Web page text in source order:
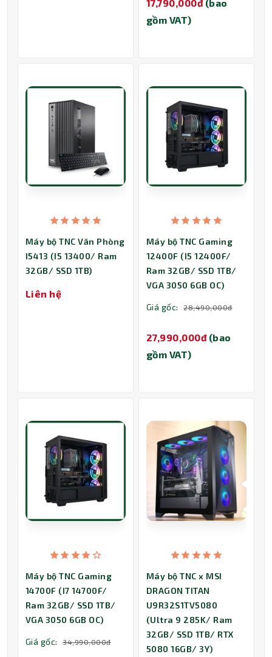
17,790,000đ (bao
gồm VAT)
Máy bộ TNC Văn Phòng
I5413 (I5 13400/ Ram
32GB/ SSD 1TB)
Liên hệ
Máy bộ TNC Gaming
12400F (I5 12400F/
Ram 32GB/ SSD 1TB/
VGA 3050 6GB OC)
Giá gốc: 28,490,000đ
27,990,000đ (bao
gồm VAT)
Máy bộ TNC Gaming
14700F (I7 14700F/
Ram 32GB/ SSD 1TB/
VGA 3050 6GB OC)
Giá gốc: 34,990,000đ
Máy bộ TNC x MSI
DRAGON TITAN
U9R32S1TV5080
(Ultra 9 285K/ Ram
32GB/ SSD 1TB/ RTX
5080 16GB/ 3Y)